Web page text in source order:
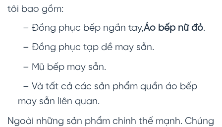
tôi bao gồm:
– Đồng phục bếp ngắn tay,Áo bếp nữ đỏ.
– Đồng phục tạp dề may sẵn.
– Mũ bếp may sẵn.
– Và tất cả các sản phẩm quần áo bếp
may sẵn liên quan.
Ngoài những sản phẩm chính thế mạnh. Chúng